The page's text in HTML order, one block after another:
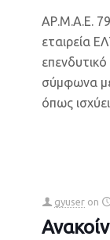
ΑΡ.Μ.Α.Ε.
εταιρεία
σύμφωνα
όπως ισχύει
gyuser on